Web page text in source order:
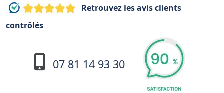
Retrouvez les avis clients
contrôlés
07 81 14 93 30